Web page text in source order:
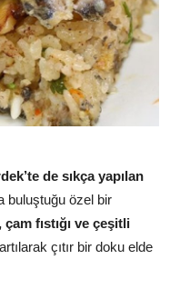
de sıkça yapılan
buluştuğu özel bir
fıstığı ve çeşitli
çıtır bir doku elde